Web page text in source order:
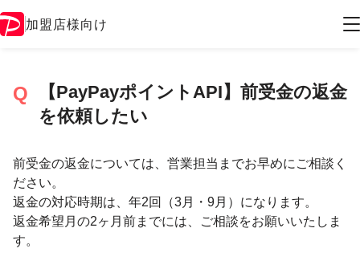
加盟店様向け
【PayPayポイントAPI】前受金の返金
を依頼したい
前受金の返金については、営業担当までお早めにご相談く
ださい。
返金の対応時期は、年2回（3月・9月）になります。
返金希望月の2ヶ月前までには、ご相談をお願いいたしま
す。